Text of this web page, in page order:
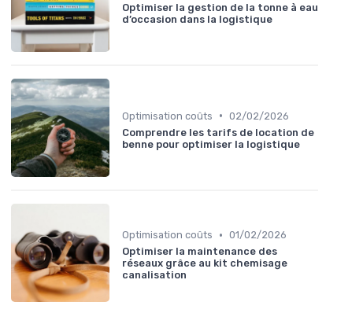
Optimiser la gestion de la tonne à eau
d’occasion dans la logistique
Optimisation coûts • 02/02/2026
Comprendre les tarifs de location de
benne pour optimiser la logistique
Optimisation coûts • 01/02/2026
Optimiser la maintenance des
réseaux grâce au kit chemisage
canalisation